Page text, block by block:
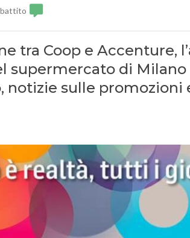
tra Coop e Accenture,
supermercato di Milano
notizie sulle promozioni